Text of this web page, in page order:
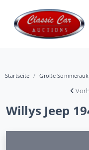
Startseite Große
Willys Jeep